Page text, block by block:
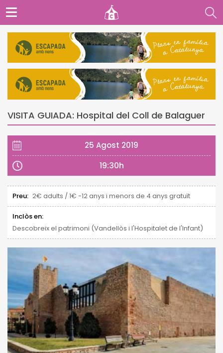
VISITA GUIADA: Hospital del Coll de Balaguer
25 Agost 2019
19:30h
Preu: 2€ adults / 1€ -12 anys i menors de 4 anys gratuït
Inclòs en:
Descobreix el patrimoni (Vandellòs i l'Hospitalet de l'Infant)